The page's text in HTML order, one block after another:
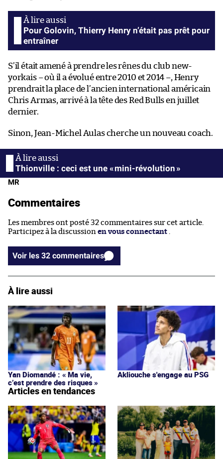
Pour Golovin, Thierry Henry n’était pas prêt pour
entraîner
S’il était amené à prendre les rênes du club new-
yorkais – où il a évolué entre 2010 et 2014 –, Henry
prendrait la place de l’ancien international américain
Chris Armas, arrivé à la tête des Red Bulls en juillet
dernier.
Sinon, Jean-Michel Aulas cherche un nouveau coach.
Thionville : ceci est une « mini-révolution »
MR
Commentaires
Les membres ont posté 32 commentaires sur cet article.
Participez à la discussion en vous connectant
Voir les 32 commentaires
À lire aussi
Yan Diomandé : « Ma vie,
c’est prendre des risques »
Akliouche s'engage au PSG
Articles en tendances